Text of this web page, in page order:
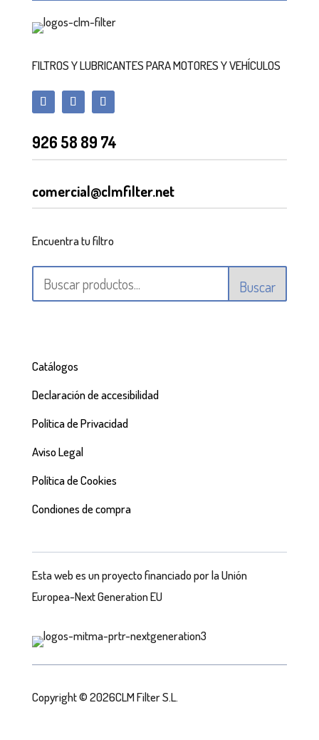
FILTROS Y LUBRICANTES PARA MOTORES Y VEHÍCULOS
926 58 89 74
comercial@clmfilter.net
Encuentra tu filtro
Buscar
Catálogos
Declaración de accesibilidad
Política de Privacidad
Aviso Legal
Política de Cookies
Condiones de compra
Esta web es un proyecto financiado por la Unión
Europea-Next Generation EU
Copyright © 2026CLM Filter S.L.